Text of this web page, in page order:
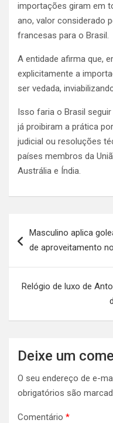
importações giram em
ano, valor considerado
francesas para o Brasil.
A entidade afirma que,
explicitamente a
ser vedada,
Isso faria o Brasil
já proibiram a prática
judicial ou resoluções
países membros da
Austrália e Índia.
de
Masculino aplica
de aproveitamento
Relógio de luxo de
Deixe um
O seu endereço de e-
obrigatórios são
Comentário *